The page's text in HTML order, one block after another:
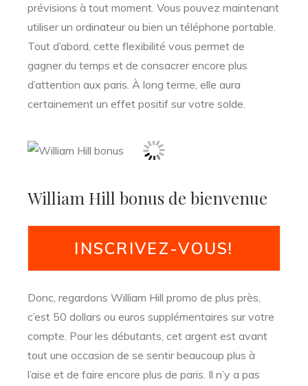
prévisions à tout moment. Vous pouvez maintenant
utiliser un ordinateur ou bien un téléphone portable.
Tout d’abord, cette flexibilité vous permet de
gagner du temps et de consacrer encore plus
d’attention aux paris. À long terme, elle aura
certainement un effet positif sur votre solde.
William Hill bonus de bienvenue
INSCRIVEZ-VOUS!
Donc, regardons William Hill promo de plus près,
c’est 50 dollars ou euros supplémentaires sur votre
compte. Pour les débutants, cet argent est avant
tout une occasion de se sentir beaucoup plus à
l’aise et de faire encore plus de paris. Il n’y a pas